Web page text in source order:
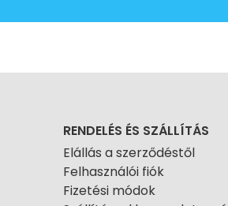
RENDELÉS ÉS SZÁLLÍTÁS
Elállás a szerződéstől
Felhasználói fiók
Fizetési módok